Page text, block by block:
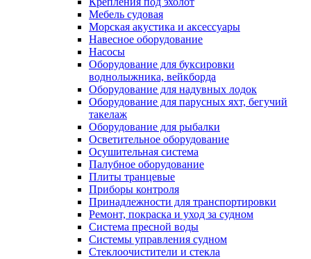
Мебель судовая
Морская акустика и аксессуары
Навесное оборудование
Насосы
Оборудование для буксировки
воднолыжника, вейкборда
Оборудование для надувных лодок
Оборудование для парусных яхт, бегучий
такелаж
Оборудование для рыбалки
Осветительное оборудование
Осушительная система
Палубное оборудование
Плиты транцевые
Приборы контроля
Принадлежности для транспортировки
Ремонт, покраска и уход за судном
Система пресной воды
Системы управления судном
Стеклоочистители и стекла